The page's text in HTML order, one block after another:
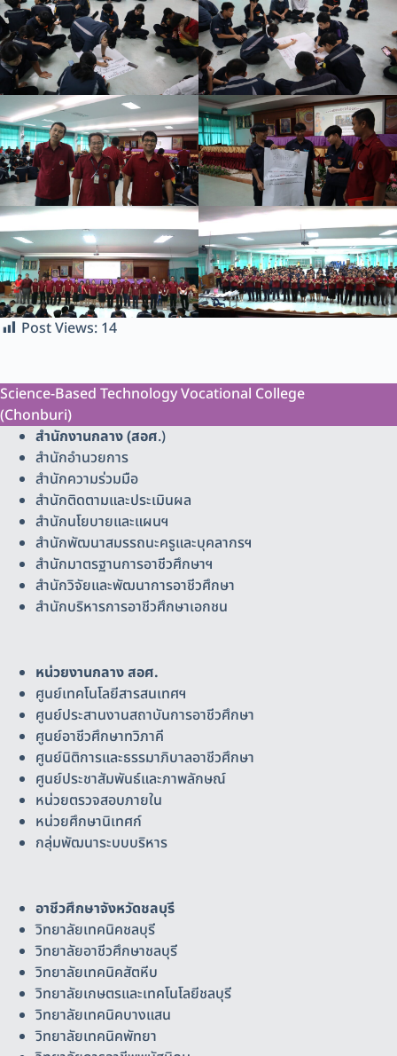
Post Views: 14
Science-Based Technology Vocational College
(Chonburi)
สำนักงานกลาง (สอศ.)
สำนักอำนวยการ
สำนักความร่วมมือ
สำนักติดตามและประเมินผล
สำนักนโยบายและแผนฯ
สำนักพัฒนาสมรรถนะครูและบุคลากรฯ
สำนักมาตรฐานการอาชีวศึกษาฯ
สำนักวิจัยและพัฒนาการอาชีวศึกษา
สำนักบริหารการอาชีวศึกษาเอกชน
หน่วยงานกลาง สอศ.
ศูนย์เทคโนโลยีสารสนเทศฯ
ศูนย์ประสานงานสถาบันการอาชีวศึกษา
ศูนย์อาชีวศึกษาทวิภาคี
ศูนย์นิติการและธรรมาภิบาลอาชีวศึกษา
ศูนย์ประชาสัมพันธ์และภาพลักษณ์
หน่วยตรวจสอบภายใน
หน่วยศึกษานิเทศก์
กลุ่มพัฒนาระบบบริหาร
อาชีวศึกษาจังหวัดชลบุรี
วิทยาลัยเทคนิคชลบุรี
วิทยาลัยอาชีวศึกษาชลบุรี
วิทยาลัยเทคนิคสัตหีบ
วิทยาลัยเกษตรและเทคโนโลยีชลบุรี
วิทยาลัยเทคนิคบางแสน
วิทยาลัยเทคนิคพัทยา